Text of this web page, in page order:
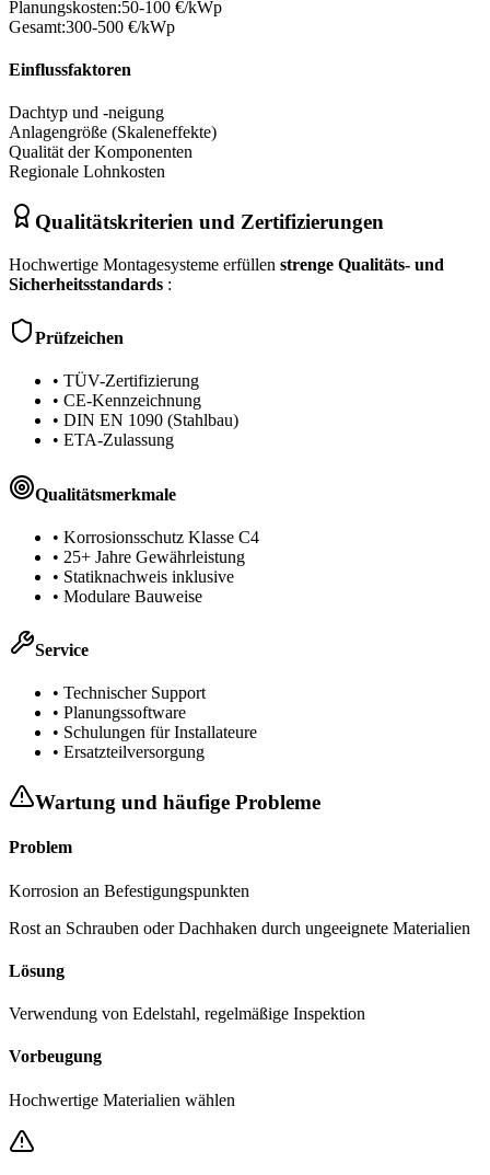
Planungskosten:50-100 €/kWp
Gesamt:300-500 €/kWp
Einflussfaktoren
Dachtyp und -neigung
Anlagengröße (Skaleneffekte)
Qualität der Komponenten
Regionale Lohnkosten
Qualitätskriterien und Zertifizierungen
Hochwertige Montagesysteme erfüllen strenge Qualitäts- und
Sicherheitsstandards :
Prüfzeichen
• TÜV-Zertifizierung
• CE-Kennzeichnung
• DIN EN 1090 (Stahlbau)
• ETA-Zulassung
Qualitätsmerkmale
• Korrosionsschutz Klasse C4
• 25+ Jahre Gewährleistung
• Statiknachweis inklusive
• Modulare Bauweise
Service
• Technischer Support
• Planungssoftware
• Schulungen für Installateure
• Ersatzteilversorgung
Wartung und häufige Probleme
Problem
Korrosion an Befestigungspunkten
Rost an Schrauben oder Dachhaken durch ungeeignete Materialien
Lösung
Verwendung von Edelstahl, regelmäßige Inspektion
Vorbeugung
Hochwertige Materialien wählen